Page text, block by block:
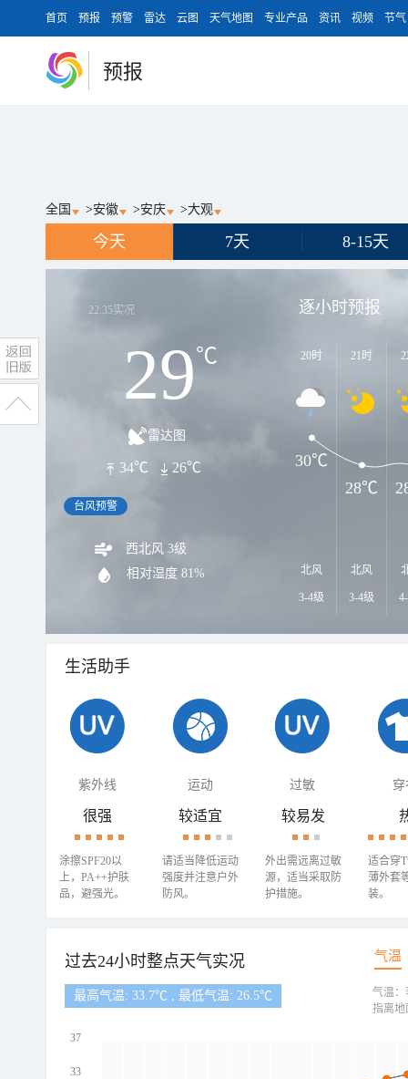
首页 预报 预警 雷达 云图 天气地图 专业产品 资讯 视频 节气
预报
全国 >安徽 >安庆 >大观
今天 7天 8-15天
22:35实况
29℃
雷达图
34℃ 26℃
台风预警
西北风 3级
相对湿度 81%
逐小时预报
20时
北风
3-4级
21时
北风
3-4级
30℃
28℃
生活助手
紫外线 运动 过敏 穿
很强
涂擦SPF20以
上，PA++护肤
品，避强光。
较适宜
请适当降低运动
强度并注意户外
防风。
较易发
外出需远离过敏
源，适当采取防
护措施。
适合穿
薄外套
装。
过去24小时整点天气实况 气温
最高气温: 33.7℃ , 最低气温: 26.5℃
37
33
气温：
指离地